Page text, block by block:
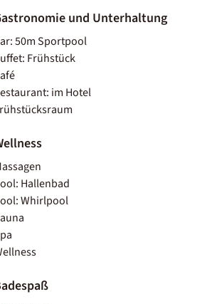
und Unterhaltung
50m Sportpool
Frühstück
im Hotel
Hallenbad
Whirlpool